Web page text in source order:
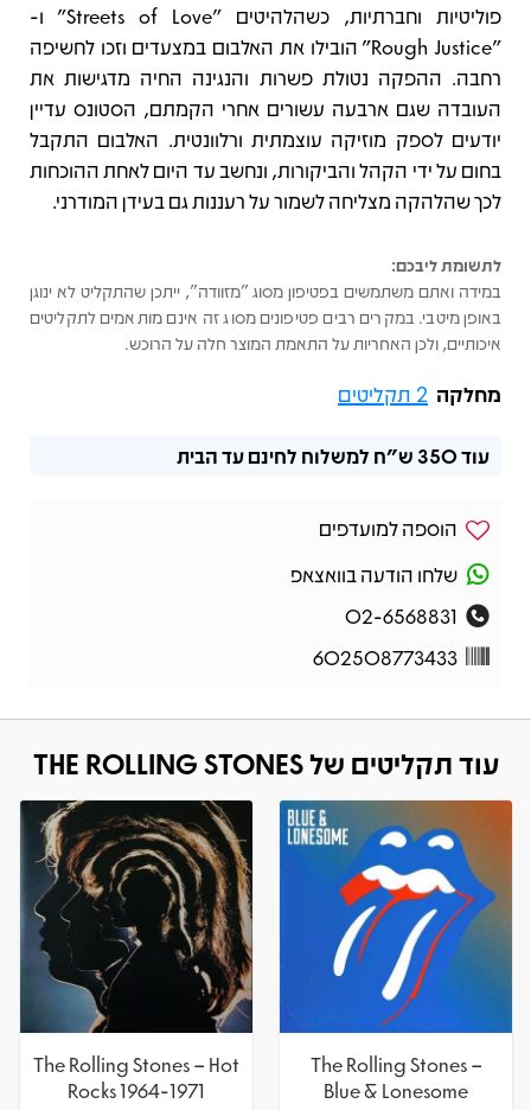
פוליטיות וחברתיות, כשהלהיטים "Streets of Love" ו-
"Rough Justice" הובילו את האלבום במצעדים וזכו לחשיפה
רחבה. ההפקה נטולת פשרות והנגינה החיה מדגישות את
העובדה שגם ארבעה עשורים אחרי הקמתם, הסטונס עדיין
יודעים לספק מוזיקה עוצמתית ורלוונטית. האלבום התקבל
בחום על ידי הקהל והביקורות, ונחשב עד היום לאחת ההוכחות
לכך שהלהקה מצליחה לשמור על רעננות גם בעידן המודרני.
לתשומת ליבכם:
במידה ואתם משתמשים בפטיפון מסוג "מזוודה", ייתכן שהתקליט לא ינוגן
באופן מיטבי. במקרים רבים פטיפונים מסוג זה אינם מותאמים לתקליטים
איכותיים, ולכן האחריות על התאמת המוצר חלה על הרוכש.
מחלקה 2 תקליטים
עוד350 ש"ח למשלוח לחינם עד הבית
הוספה למועדפים
שלחו הודעה בוואצאפ
02-6568831
602508773433
עוד תקליטים של THE ROLLING STONES
The Rolling Stones –
Blue & Lonesome
The Rolling Stones – Hot
Rocks 1964-1971